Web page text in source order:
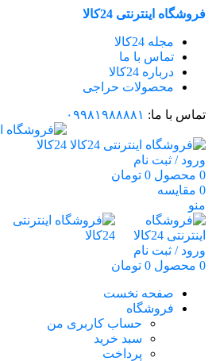
فروشگاه اینترنتی 24کالا
مجله 24کالا
تماس با ما
درباره 24کالا
محصولات حراجی
تماس با ما: ۰۹۹۸۱۹۸۸۸۸۱
ورود / ثبت نام
0 محصول 0 تومان
0 مقایسه
منو
ورود / ثبت نام
0 محصول 0 تومان
صفحه نخست
فروشگاه
حساب کاربری من
سبد خرید
پرداخت